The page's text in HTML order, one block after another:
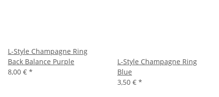
L-Style Champagne Ring
Back Balance Purple
8,00 € *
L-Style Champagne Ring
Blue
3,50 € *